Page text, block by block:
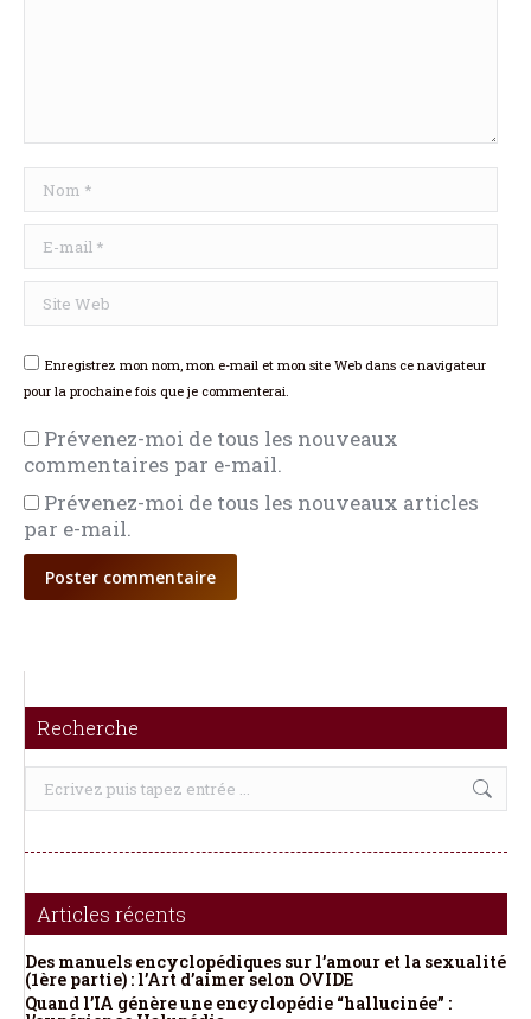
Nom *
E-mail *
Site Web
Enregistrez mon nom, mon e-mail et mon site Web dans ce navigateur
pour la prochaine fois que je commenterai.
Prévenez-moi de tous les nouveaux
commentaires par e-mail.
Prévenez-moi de tous les nouveaux articles
par e-mail.
Poster commentaire
Recherche
Recherche
Articles récents
Des manuels encyclopédiques sur l’amour et la sexualité
(1ère partie) : l’Art d’aimer selon OVIDE
Quand l’IA génère une encyclopédie “hallucinée” :